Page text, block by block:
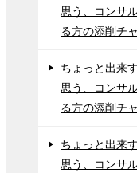
思う、コンサ
る方の添削チ
ちょっと出来
思う、コンサ
る方の添削チ
ちょっと出来
思う、コンサ